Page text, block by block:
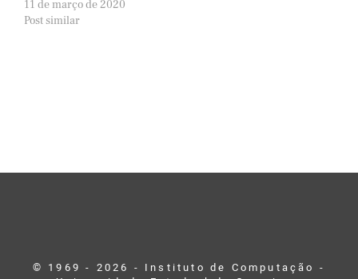
11 de março de 2020
Post similar
© 1969 - 2026 - Instituto de Computação -